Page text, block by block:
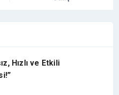
Hızlı ve Etkili